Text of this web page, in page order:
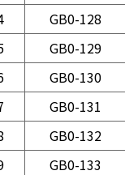
GB0-128
GB0-129
GB0-130
GB0-131
GB0-132
GB0-133